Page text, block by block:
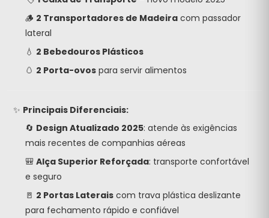
🪵 2 Transportadores de Madeira com passador
lateral
💧 2 Bebedouros Plásticos
🥚 2 Porta-ovos para servir alimentos
✨ Principais Diferenciais:
🔄 Design Atualizado 2025: atende às exigências
mais recentes de companhias aéreas
🎒 Alça Superior Reforçada: transporte confortável
e seguro
🚪 2 Portas Laterais com trava plástica deslizante
para fechamento rápido e confiável